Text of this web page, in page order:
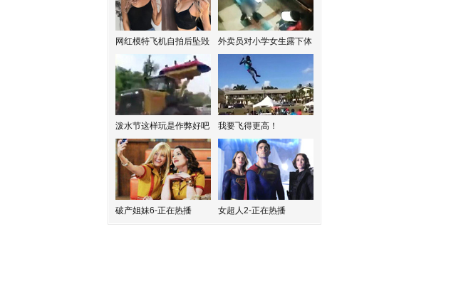
网红模特飞机自拍后坠毁 外卖员对小学女生露下体
泼水节这样玩是作弊好吧 我要飞得更高！
破产姐妹6-正在热播 女超人2-正在热播